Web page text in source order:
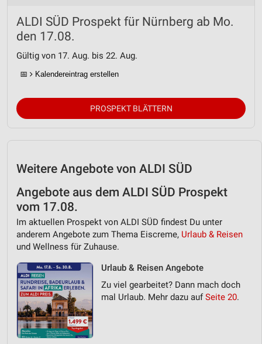
ALDI SÜD Prospekt für Nürnberg ab Mo.
den 17.08.
Gültig von 17. Aug. bis 22. Aug.
📅 Kalendereintrag erstellen
PROSPEKT BLÄTTERN
Weitere Angebote von ALDI SÜD
Angebote aus dem ALDI SÜD Prospekt
vom 17.08.
Im aktuellen Prospekt von ALDI SÜD findest Du unter
anderem Angebote zum Thema Eiscreme, Urlaub & Reisen
und Wellness für Zuhause.
Urlaub & Reisen Angebote
Zu viel gearbeitet? Dann mach doch
mal Urlaub. Mehr dazu aufSeite 20.